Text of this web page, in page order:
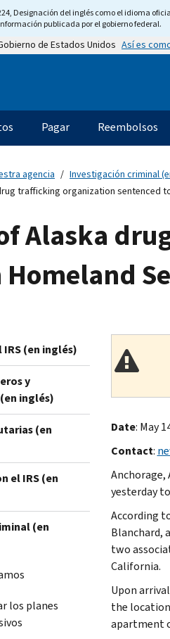
Designación del inglés como el idioma
publicada por el gobierno federal.
de Estados Unidos Así es
Pagar Reembolsos
agencia Investigación criminal
trafficking organization sentenced
Alaska
(en inglés)
y
inglés)
(en
el IRS (en
(en
los planes
Date: May
Contact:
Anchorage,
yesterday
According
Blanchard,
two
California.
Upon
the
apartment